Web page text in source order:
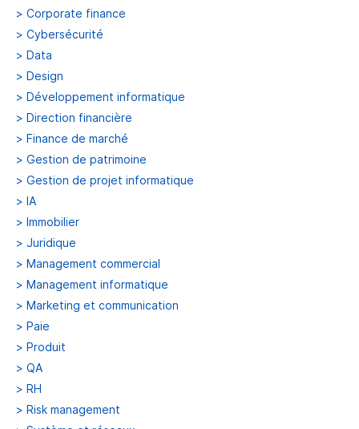
> Corporate finance
> Cybersécurité
> Data
> Design
> Développement informatique
> Direction financière
> Finance de marché
> Gestion de patrimoine
> Gestion de projet informatique
> IA
> Immobilier
> Juridique
> Management commercial
> Management informatique
> Marketing et communication
> Paie
> Produit
> QA
> RH
> Risk management